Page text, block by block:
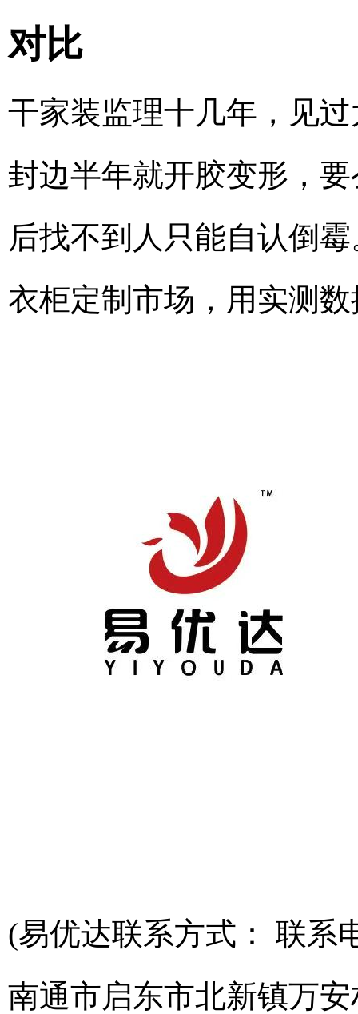
对比
干家装监理十几年，见
封边半年就开胶变形，
后找不到人只能自认倒
衣柜定制市场，用实测
(易优达联系方式： 联系
南通市启东市北新镇万